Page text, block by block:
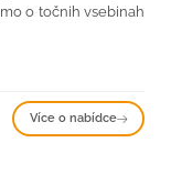
o točnih vsebinah
Více o nabídce